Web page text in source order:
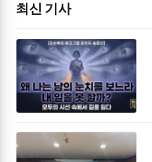
최신 기사